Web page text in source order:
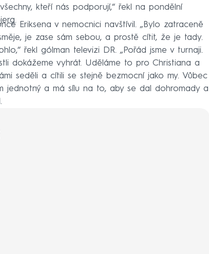
kteří nás podporují,“ řekl na pondělní
Eriksena v nemocnici navštívil. „Bylo zatraceně
je zase sám sebou, a prostě cítit, že je tady.
řekl gólman televizi DR. „Pořád jsme v turnaji.
dokážeme vyhrát. Uděláme to pro Christiana a
seděli a cítili se stejně bezmocní jako my. Vůbec
jednotný a má sílu na to, aby se dal dohromady a